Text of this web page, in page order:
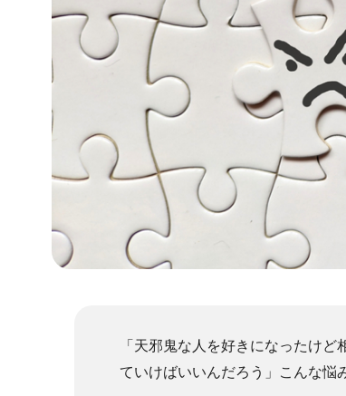
「天邪鬼な人を好きになったけ
ていけばいいんだろう」こんな悩